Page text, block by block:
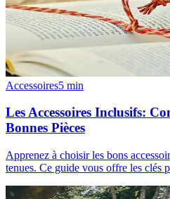
Accessoires5 min
Les Accessoires Inclusifs:
Bonnes Pièces
Apprenez à choisir les bons
tenues. Ce guide vous offre les clés